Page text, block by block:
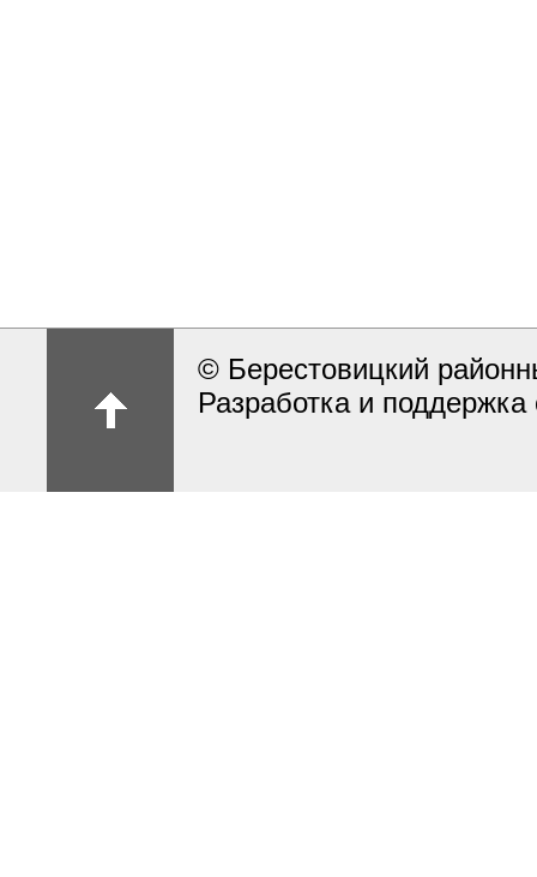
© Берестовицкий
Разработка и поддержка